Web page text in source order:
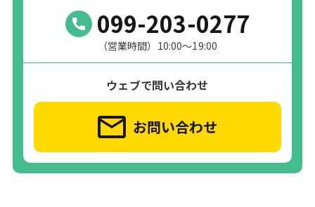
099-203-0277
（営業時間）10:00～19:00
ウェブで問い合わせ
お問い合わせ